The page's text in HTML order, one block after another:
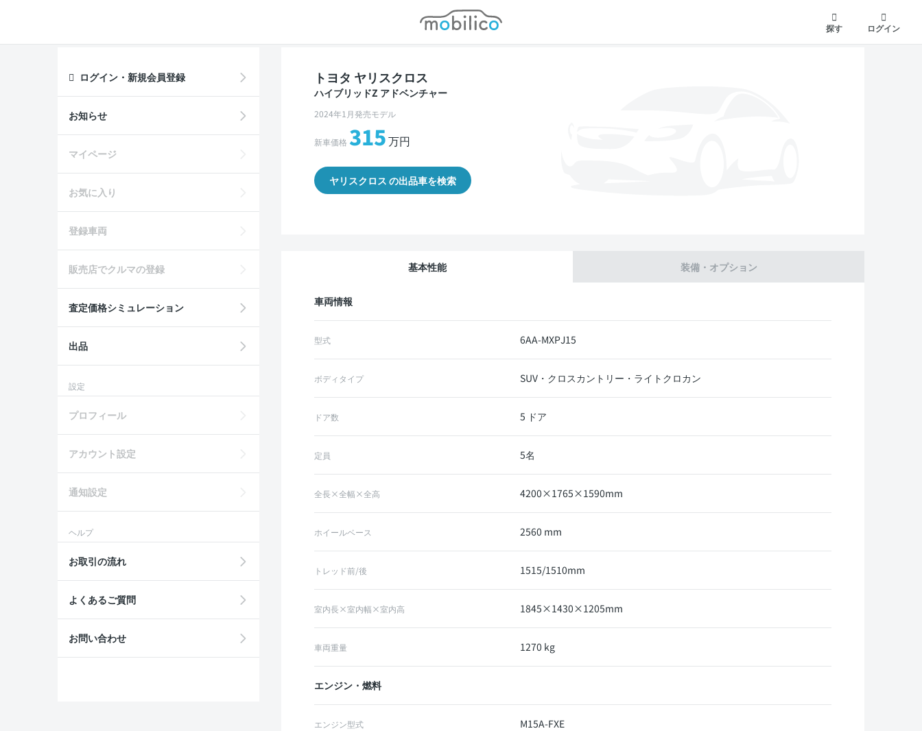
モビリコ
探す
ログイン
トヨタ ヤリスクロス
ハイブリッドZ アドベンチャー
2024年1月発売モデル
新車価格 315万円
ヤリスクロス の出品車を検索
基本性能 装備・オプション
車両情報
型式 6AA-MXPJ15
ボディタイプ SUV・クロスカントリー・ライトクロカン
ドア数 5 ドア
定員 5名
全長×全幅×全高 4200×1765×1590mm
ホイールベース 2560 mm
トレッド前/後 1515/1510mm
室内長×室内幅×室内高 1845×1430×1205mm
車両重量 1270 kg
エンジン・燃料
エンジン型式 M15A-FXE
ログイン・新規会員登録
お知らせ
マイページ
お気に入り
登録車両
販売店でクルマの登録
査定価格シミュレーション
出品
設定
プロフィール
アカウント設定
通知設定
ヘルプ
お取引の流れ
よくあるご質問
お問い合わせ